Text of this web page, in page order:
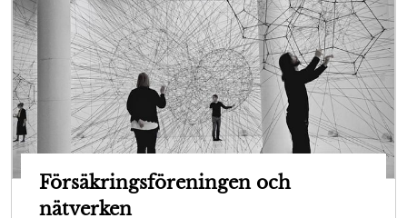
Försäkringsföreningen och
nätverken